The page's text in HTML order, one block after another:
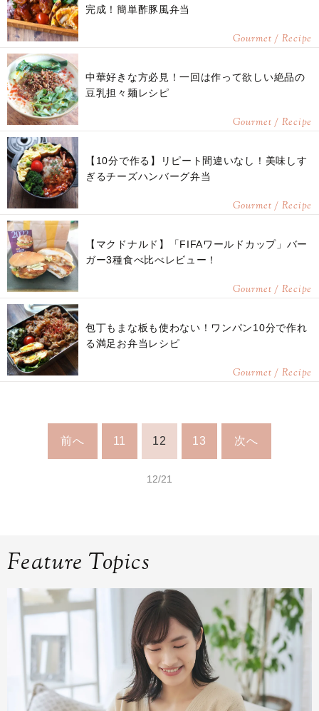
完成！簡単酢豚風弁当
Gourmet / Recipe
中華好きな方必見！一回は作って欲しい絶品の
豆乳担々麺レシピ
Gourmet / Recipe
【10分で作る】リピート間違いなし！美味しす
ぎるチーズハンバーグ弁当
Gourmet / Recipe
【マクドナルド】「FIFAワールドカップ」バー
ガー3種食べ比べレビュー！
Gourmet / Recipe
包丁もまな板も使わない！ワンパン10分で作れ
る満足お弁当レシピ
Gourmet / Recipe
前へ 11 12 13 次へ
12/21
Feature Topics